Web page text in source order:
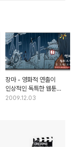
장마 - 영화적 연출이
인상적인 독특한 웹툰
스릴러
2009.12.03